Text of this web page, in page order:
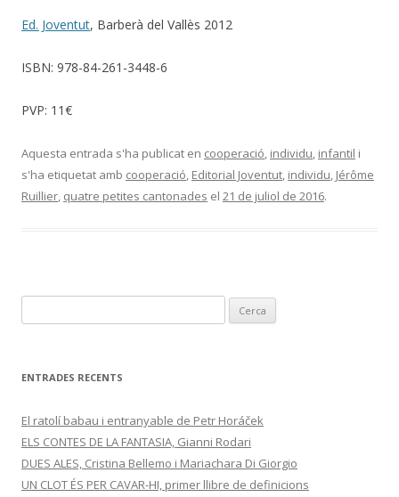
Ed. Joventut, Barberà del Vallès 2012
ISBN: 978-84-261-3448-6
PVP: 11€
Aquesta entrada s'ha publicat en cooperació, individu, infantil i
s'ha etiquetat amb cooperació, Editorial Joventut, individu, Jérôme
Ruillier, quatre petites cantonades el 21 de juliol de 2016.
e
c
:
ENTRADES RECENTS
El ratolí babau i entranyable de Petr Horáček
ELS CONTES DE LA FANTASIA, Gianni Rodari
DUES ALES, Cristina Bellemo i Mariachara Di Giorgio
UN CLOT ÉS PER CAVAR-HI, primer llibre de definicions